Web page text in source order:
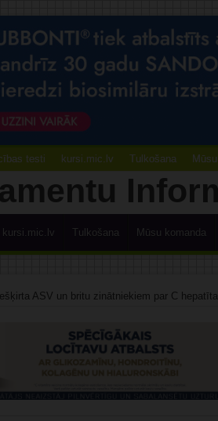
testi kursi.mic.lv Tulkošana
kursi.mic.lv Tulkošana Mūsu komanda
ASV un britu zinātniekiem par C